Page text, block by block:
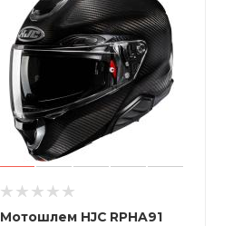
Мотошлем HJC RPHA91